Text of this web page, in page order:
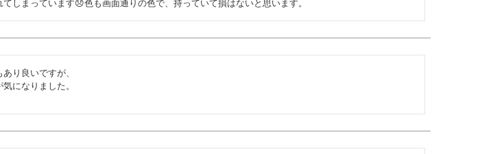
てしまっています😞色も画面通りの色で、持っていて損はないと思います。
り良いですが、